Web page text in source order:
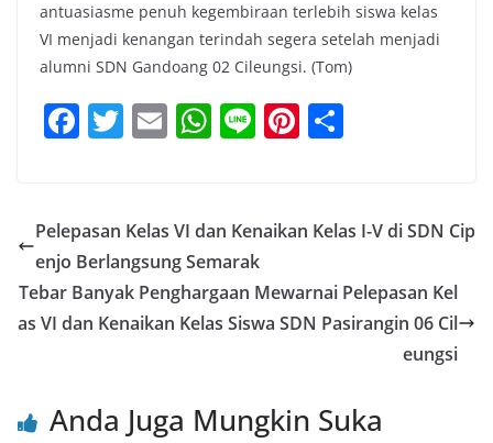
antuasiasme penuh kegembiraan terlebih siswa kelas
VI menjadi kenangan terindah segera setelah menjadi
alumni SDN Gandoang 02 Cileungsi. (Tom)
F
e
b
o
o
T
er
E
l
W
s
A
p
p
Li Pi
e e
Pelepasan Kelas VI dan Kenaikan Kelas I-V di SDN Cip
enjo Berlangsung Semarak
Tebar Banyak Penghargaan Mewarnai Pelepasan Kel
as VI dan Kenaikan Kelas Siswa SDN Pasirangin 06 Cil
eungsi
Anda Juga Mungkin Suka